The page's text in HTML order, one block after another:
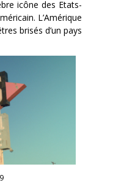
icône des Etats-
L’Amérique
brisés d’un pays